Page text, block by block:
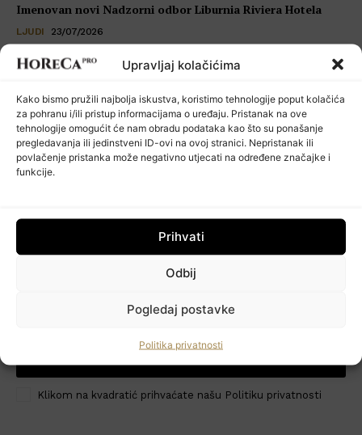
HoReCa PRO
Upravljaj kolačićima
Kako bismo pružili najbolja iskustva, koristimo tehnologije poput kolačića
za pohranu i/ili pristup informacijama o uređaju. Pristanak na ove
tehnologije omogućit će nam obradu podataka kao što su ponašanje
pregledavanja ili jedinstveni ID-ovi na ovoj stranici. Nepristanak ili
povlačenje pristanka može negativno utjecati na određene značajke i
funkcije.
Prihvati
Odbij
Pogledaj postavke
Politika privatnosti
Imenovan novi Nadzorni odbor Liburnia Riviera Hotela
LJUDI 23/07/2026
Restoran Tomassino osvojio četiri prestižne nagrade Haute
VIJESTI 23/07/2026
Kuhinja koja šuti: seksualno uznemiravanje kao operativni
problem
POSLOVNI SAVJETI
Klikom na kvadratić prihvaćate našu Politiku privatnosti